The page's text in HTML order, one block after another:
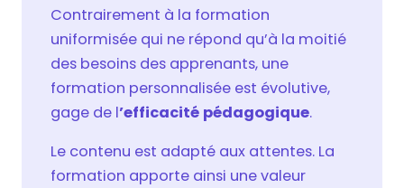
Contrairement à la formation
uniformisée qui ne répond qu’à la moitié
des besoins des apprenants, une
formation personnalisée est évolutive,
gage de l’efficacité pédagogique.
Le contenu est adapté aux attentes. La
formation apporte ainsi une valeur